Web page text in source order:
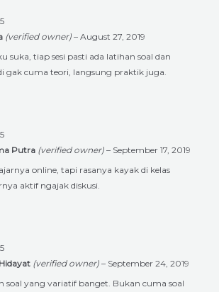
(verified owner) – August 27, 2019
suka, tiap sesi pasti ada latihan soal dan
gak cuma teori, langsung praktik juga.
Putra (verified owner) – September 17, 2019
online, tapi rasanya kayak di kelas
aktif ngajak diskusi.
(verified owner) – September 24, 2019
soal yang variatif banget. Bukan cuma soal